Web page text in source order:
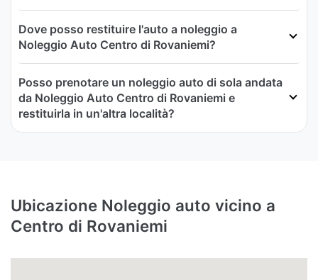
Dove posso restituire l'auto a noleggio a
Noleggio Auto Centro di Rovaniemi?
Posso prenotare un noleggio auto di sola andata
da Noleggio Auto Centro di Rovaniemi e
restituirla in un'altra località?
Ubicazione Noleggio auto vicino a
Centro di Rovaniemi